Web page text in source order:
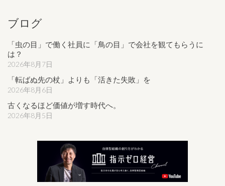
ブログ
「虫の目」で働く社員に「鳥の目」で会社を観てもらうに
は？
2026年8月7日
「転ばぬ先の杖」よりも「活きた失敗」を
2026年8月6日
古くなるほど価値が増す時代へ。
2026年8月5日